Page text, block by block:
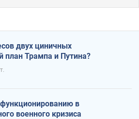
двух циничных
план Трампа и Путина?
в
военного кризиса